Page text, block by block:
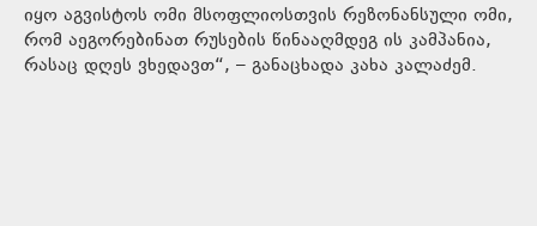
იყო აგვისტოს ომი მსოფლიოსთვის რეზონანსული ომი,
რომ აეგორებინათ რუსების წინააღმდეგ ის კამპანია,
რასაც დღეს ვხედავთ“, – განაცხადა კახა კალაძემ.